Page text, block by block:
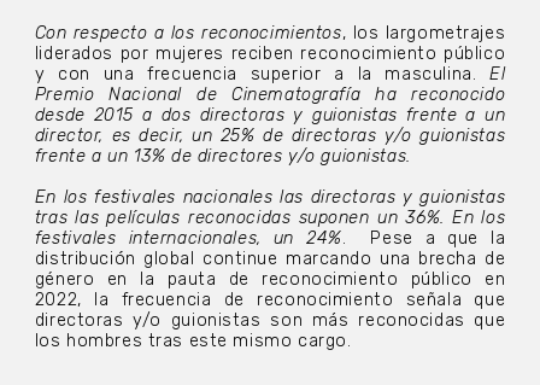
Con respecto a los reconocimientos, los largometrajes
liderados por mujeres reciben reconocimiento público
y con una frecuencia superior a la masculina.El
Premio Nacional de Cinematografía ha reconocido
desde 2015 a dos directoras y guionistas frente a un
director, es decir, un 25% de directoras y/o guionistas
frente a un 13% de directores y/o guionistas.
En los festivales nacionales las directoras y guionistas
tras las películas reconocidas suponen un 36%. En los
festivales internacionales, un 24%. Pese a que la
distribución global continue marcando una brecha de
género en la pauta de reconocimiento público en
2022, la frecuencia de reconocimiento señala que
directoras y/o guionistas son más reconocidas que
los hombres tras este mismo cargo.